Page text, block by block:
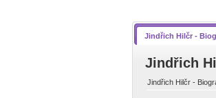
Jindřich Hilčr -
Jindřich
Jindřich Hilčr -